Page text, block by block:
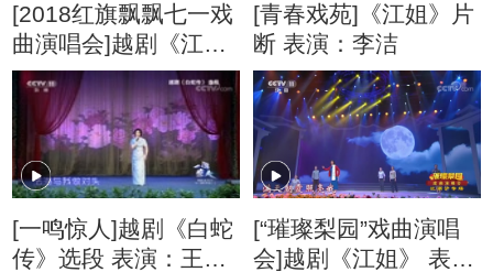
[2018红旗飘飘七一戏
曲演唱会]越剧《江
姐》“看长江”选段 表
演：陈飞
[青春戏苑]《江姐》片
断 表演：李洁
[一鸣惊人]越剧《白蛇
传》选段 表演：王滨
[“璀璨梨园”戏曲演唱
会]越剧《江姐》 表